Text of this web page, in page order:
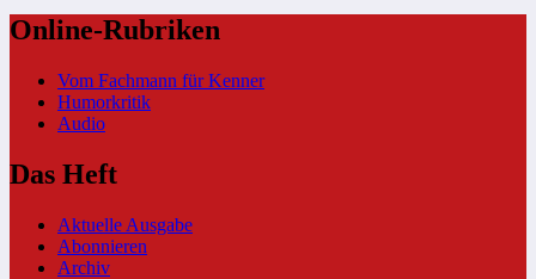
Online-Rubriken
Vom Fachmann für Kenner
Humorkritik
Audio
Das Heft
Aktuelle Ausgabe
Abonnieren
Archiv